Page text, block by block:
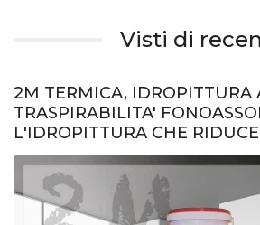
Visti di
2M TERMICA, IDROPITTURA
TRASPIRABILITA'
L'IDROPITTURA CHE